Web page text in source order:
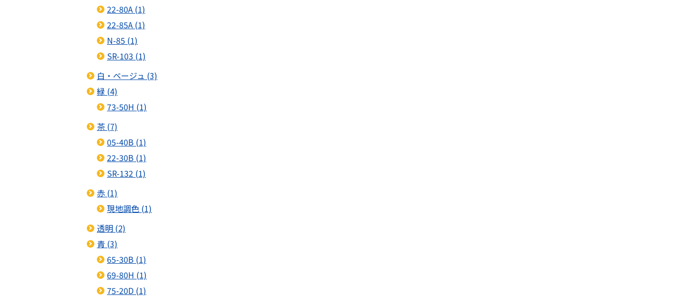
22-80A (1)
22-85A (1)
N-85 (1)
SR-103 (1)
白・ベージュ (3)
緑 (4)
73-50H (1)
茶 (7)
05-40B (1)
22-30B (1)
SR-132 (1)
赤 (1)
現地調色 (1)
透明 (2)
青 (3)
65-30B (1)
69-80H (1)
75-20D (1)